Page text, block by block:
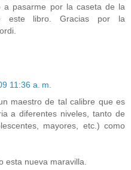
a pasarme por la caseta de la
este libro. Gracias por la
11:36 a. m.
maestro de tal calibre que es
a diferentes niveles, tanto de
mayores, etc.) como
esta nueva maravilla.